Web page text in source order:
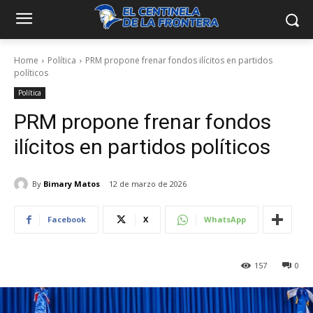
Home Política
PRM propone frenar fondos ilícitos en partidos
políticos
Política
PRM propone frenar fondos
ilícitos en partidos políticos
By Bimary Matos 12 de marzo de 2026
Facebook X WhatsApp
0
157